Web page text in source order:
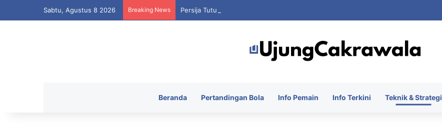
Sabtu, Agustus 8 2026 Breaking News Persija Tutup Piala Presiden 2026 dengan Merebut Posisi Ketiga
Beranda Pertandingan Bola Info Pemain Info Terkini Teknik & Strategi